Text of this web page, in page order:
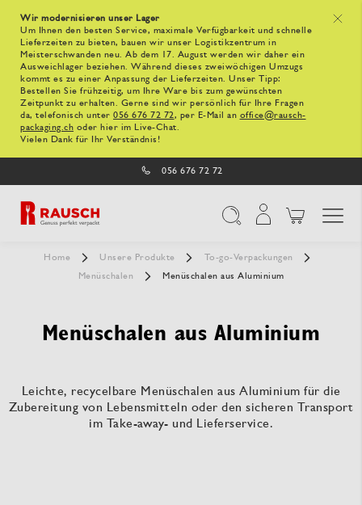
x
Wir modernisieren unser Lager
Um Ihnen den besten Service, maximale Verfügbarkeit und schnelle
Lieferzeiten zu bieten, bauen wir unser Logistikzentrum in
Meisterschwanden neu. Ab dem 17. August werden wir daher ein
Ausweichlager beziehen. Während dieses zweiwöchigen Umzugs
kommt es zu einer Anpassung der Lieferzeiten. Unser Tipp:
Bestellen Sie frühzeitig, um Ihre Ware bis zum gewünschten
Zeitpunkt zu erhalten. Gerne sind wir persönlich für Ihre Fragen
da, telefonisch unter 056 676 72 72, per E-Mail an office@rausch-
packaging.ch oder hier im Live-Chat.
Vielen Dank für Ihr Verständnis!
056 676 72 72
Home Unsere Produkte
To-go-Verpackungen
Menüschalen
Menüschalen aus Aluminium
Menüschalen aus Aluminium
Leichte, recycelbare Menüschalen aus Aluminium für die
Zubereitung von Lebensmitteln oder den sicheren Transport
im Take-away- und Lieferservice.